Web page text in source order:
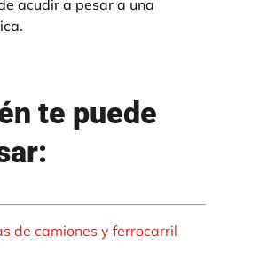
acudir a pesar a una
te puede
de camiones y ferrocarril